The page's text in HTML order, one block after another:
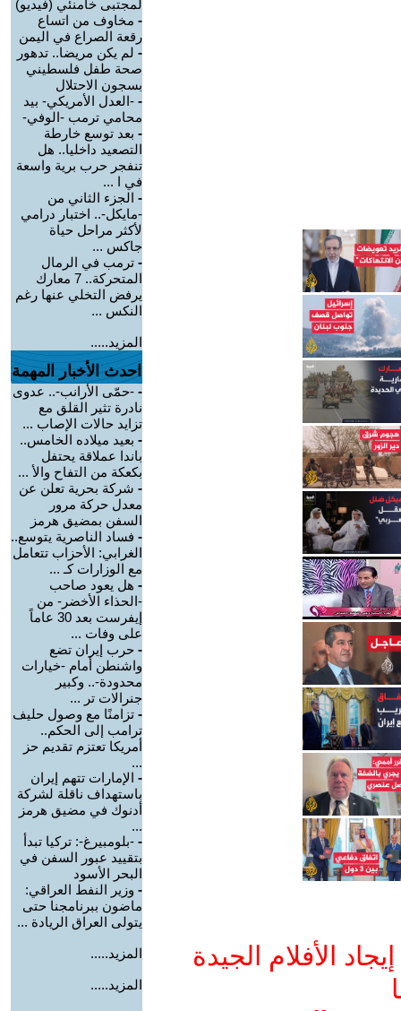
الأفلام الجيدة
لمجتبى خامنئي (فيديو)
- مخاوف من اتساع
رقعة الصراع في اليمن
- لم يكن مريضا.. تدهور
صحة طفل فلسطيني
بسجون الاحتلال
- -العدل الأمريكي- بيد
محامي ترمب -الوفي-
- بعد توسع خارطة
التصعيد داخليا.. هل
تنفجر حرب برية واسعة
في ا ...
- الجزء الثاني من
-مايكل-.. اختبار درامي
لأكثر مراحل حياة
جاكس ...
- ترمب في الرمال
المتحركة.. 7 معارك
يرفض التخلي عنها رغم
النكس ...
المزيد.....
احدث الأخبار المهمة
- -حمّى الأرانب-.. عدوى
نادرة تثير القلق مع
تزايد حالات الإصاب ...
- بعيد ميلاده الخامس..
باندا عملاقة يحتفل
بكعكة من التفاح والأ ...
- شركة بحرية تعلن عن
معدل حركة مرور
السفن بمضيق هرمز
- فساد الناصرية يتوسع..
الغرابي: الأحزاب تتعامل
مع الوزارات كـ ...
- هل يعود صاحب
-الحذاء الأخضر- من
إيفرست بعد 30 عاماً
على وفات ...
- حرب إيران تضع
واشنطن أمام -خيارات
محدودة-.. وكبير
جنرالات تر ...
- تزامنًا مع وصول حليف
ترامب إلى الحكم..
أمريكا تعتزم تقديم حز
...
- الإمارات تتهم إيران
باستهداف ناقلة لشركة
أدنوك في مضيق هرمز
...
- -بلومبيرغ-: تركيا تبدأ
بتقييد عبور السفن في
البحر الأسود
- وزير النفط العراقي:
ماضون ببرنامجنا حتى
يتولى العراق الريادة ...
المزيد.....
المزيد.....